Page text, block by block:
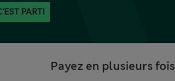
PARTI
Payez en plusieurs fois